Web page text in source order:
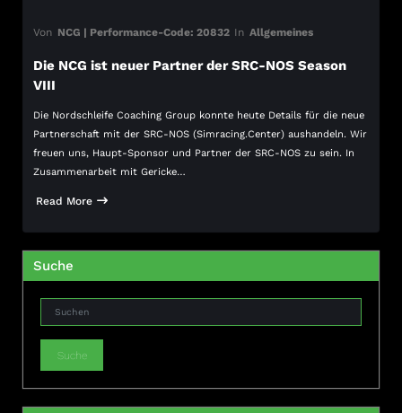
Von NCG | Performance-Code: 20832 In Allgemeines
Die NCG ist neuer Partner der SRC-NOS Season
VIII
Die Nordschleife Coaching Group konnte heute Details für die neue
Partnerschaft mit der SRC-NOS (Simracing.Center) aushandeln. Wir
freuen uns, Haupt-Sponsor und Partner der SRC-NOS zu sein. In
Zusammenarbeit mit Gericke…
Read More
Suche
Suche